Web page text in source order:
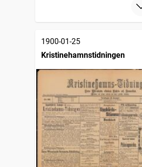
1900-01-25
Kristinehamnstidningen